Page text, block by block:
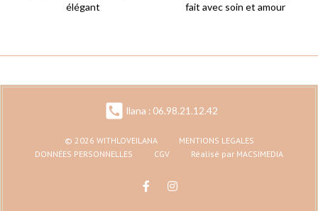
élégant
fait avec soin et amour
Ilana : 06.98.21.12.42
© 2026 WITHLOVEILANA
MENTIONS LEGALES
DONNÉES PERSONNELLES
CGV Réalisé par MACSIMEDIA
F
a
I
n